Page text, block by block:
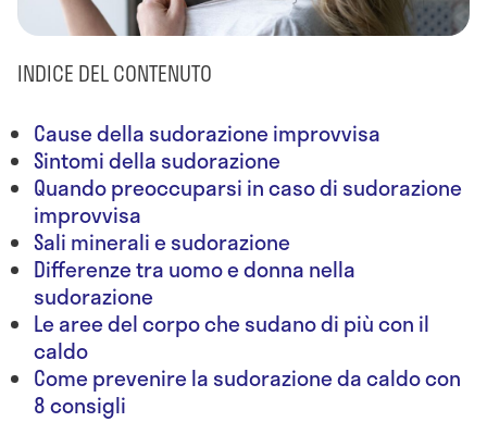
INDICE DEL CONTENUTO
Cause della sudorazione improvvisa
Sintomi della sudorazione
Quando preoccuparsi in caso di sudorazione
improvvisa
Sali minerali e sudorazione
Differenze tra uomo e donna nella
sudorazione
Le aree del corpo che sudano di più con il
caldo
Come prevenire la sudorazione da caldo con
8 consigli